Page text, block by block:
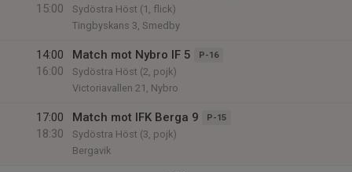
15:00
Sydöstra Höst (1, flick)
Tingbyskans 3, Smedby
14:00
16:00
Match mot Nybro IF 5 P-16
Sydöstra Höst (2, pojk)
Victoriavallen 21, Nybro
17:00
18:30
Match mot IFK Berga 9 P-15
Sydöstra Höst (3, pojk)
Bergavik